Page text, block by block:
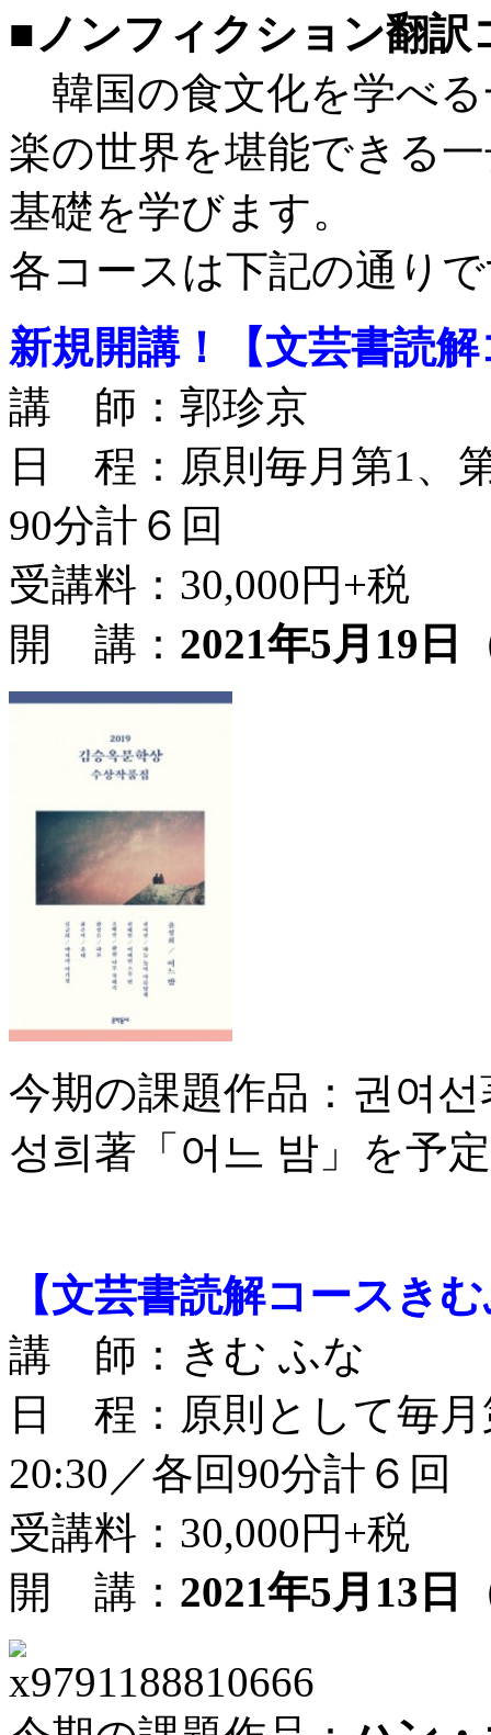
■ノンフィクション翻訳
韓国の食文化を学べ
楽の世界を堪能できる
基礎を学びます。
各コースは下記の通り
新規開講！【文芸書読
講 師：郭珍京
日 程：原則毎月第1、
90分計６回
受講料：30,000円+税
開 講： 2021年5月19日
今期の課題作品：권여
성희著「어느 밤」を予定
【文芸書読解コースき
講 師：きむ ふな
日 程：原則として毎月
20:30／各回90分計６回
受講料：30,000円+税
開 講： 2021年5月13日